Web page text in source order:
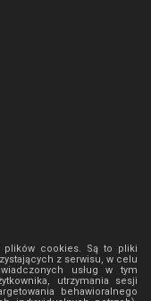
plików cookies. Są to pliki
z serwisu, w celu
usług w tym
utrzymania sesji
behawioralnego